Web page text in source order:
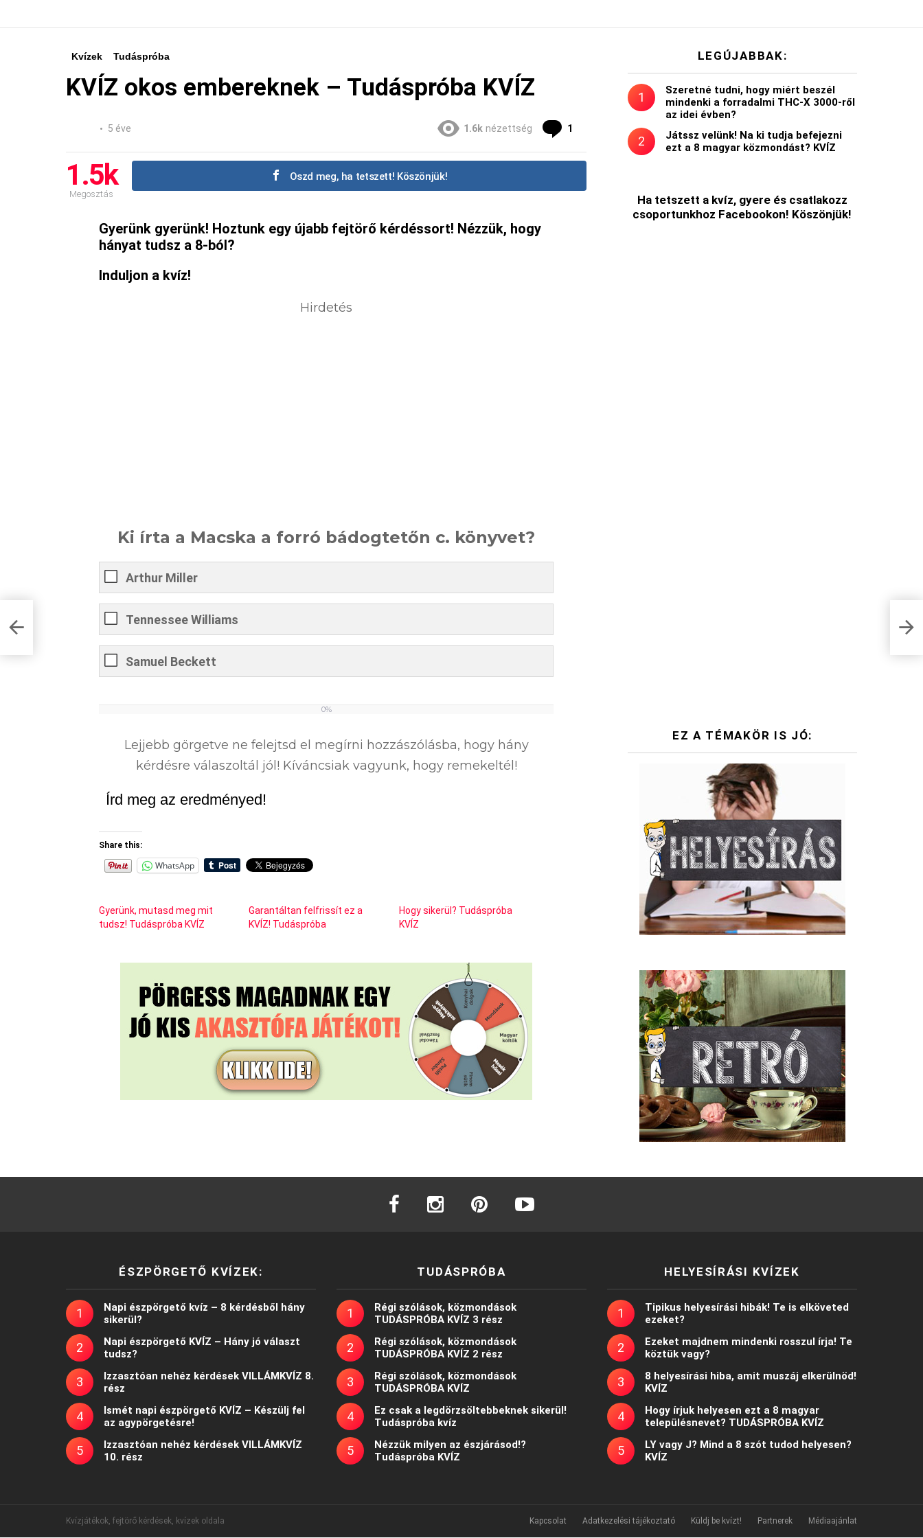
Kvízek Tudáspróba
KVÍZ okos embereknek – Tudáspróba KVÍZ
5 éve 1.6k nézettség 1
1.5k
Megosztás
Oszd meg, ha tetszett! Köszönjük!
Gyerünk gyerünk! Hoztunk egy újabb fejtörő kérdéssort! Nézzük, hogy
hányat tudsz a 8-ból?
Induljon a kvíz!
Hirdetés
Ki írta a Macska a forró bádogtetőn c. könyvet?
Arthur Miller
Tennessee Williams
Samuel Beckett
0%
Lejjebb görgetve ne felejtsd el megírni hozzászólásba, hogy hány
kérdésre válaszoltál jól! Kíváncsiak vagyunk, hogy remekeltél!
Írd meg az eredményed!
Share this:
WhatsApp
Gyerünk, mutasd meg mit
tudsz! Tudáspróba KVÍZ
Garantáltan felfrissít ez a
KVÍZ! Tudáspróba
Hogy sikerül? Tudáspróba
KVÍZ
–
LEGÚJABBAK:
Szeretné tudni, hogy miért beszél
mindenki a forradalmi THC-X 3000-ről
az idei évben?
Játssz velünk! Na ki tudja befejezni
ezt a 8 magyar közmondást? KVÍZ
Ha tetszett a kvíz, gyere és csatlakozz
csoportunkhoz Facebookon! Köszönjük!
EZ A TÉMAKÖR IS JÓ:
facebook instagram
ÉSZPÖRGETŐ KVÍZEK:
Napi észpörgető kvíz – 8 kérdésből hány
sikerül?
Napi észpörgető KVÍZ – Hány jó választ
tudsz?
Izzasztóan nehéz kérdések VILLÁMKVÍZ 8.
rész
Ismét napi észpörgető KVÍZ – Készülj fel
az agypörgetésre!
Izzasztóan nehéz kérdések VILLÁMKVÍZ
10. rész
TUDÁSPRÓBA
Régi szólások, közmondások
TUDÁSPRÓBA KVÍZ 3 rész
Régi szólások, közmondások
TUDÁSPRÓBA KVÍZ 2 rész
Régi szólások, közmondások
TUDÁSPRÓBA KVÍZ
Ez csak a legdörzsöltebbeknek sikerül!
Tudáspróba kvíz
Nézzük milyen az észjárásod!?
Tudáspróba KVÍZ
HELYESÍRÁSI KVÍZEK
Tipikus helyesírási hibák! Te is elköveted
ezeket?
Ezeket majdnem mindenki rosszul írja! Te
köztük vagy?
8 helyesírási hiba, amit muszáj elkerülnöd!
KVÍZ
Hogy írjuk helyesen ezt a 8 magyar
településnevet? TUDÁSPRÓBA KVÍZ
LY vagy J? Mind a 8 szót tudod helyesen?
KVÍZ
Kvízjátékok, fejtörő kérdések, kvízek oldala Kapcsolat Adatkezelési tájékoztató Küldj be kvízt! Partnerek Médiaajánlat